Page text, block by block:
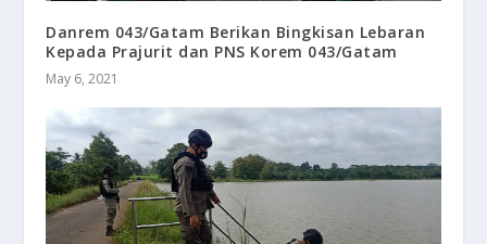
Danrem 043/Gatam Berikan Bingkisan Lebaran
Kepada Prajurit dan PNS Korem 043/Gatam
May 6, 2021